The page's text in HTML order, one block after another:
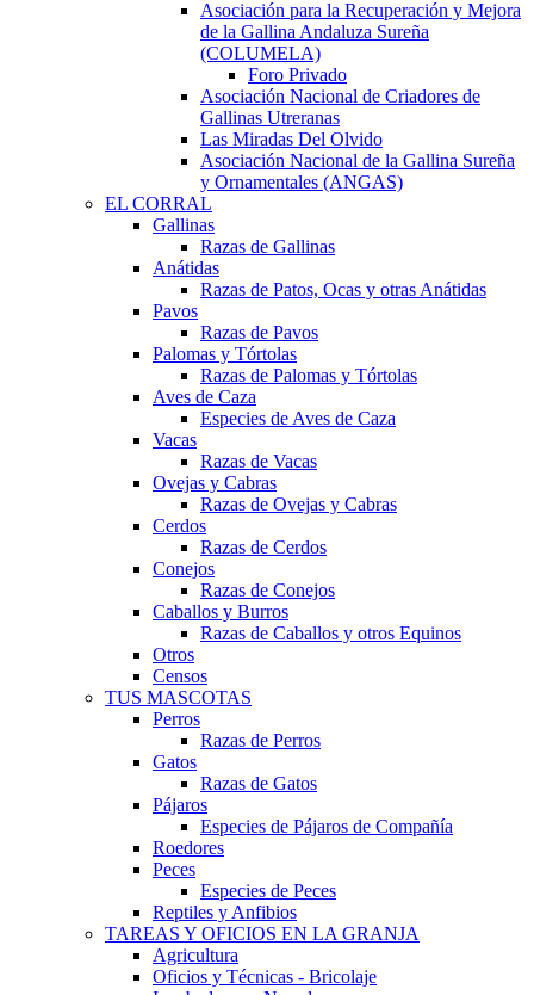
Asociación para la Recuperación y Mejora
de la Gallina Andaluza Sureña
(COLUMELA)
Foro Privado
Asociación Nacional de Criadores de
Gallinas Utreranas
Las Miradas Del Olvido
Asociación Nacional de la Gallina Sureña
y Ornamentales (ANGAS)
EL CORRAL
Gallinas
Razas de Gallinas
Anátidas
Razas de Patos, Ocas y otras Anátidas
Pavos
Razas de Pavos
Palomas y Tórtolas
Razas de Palomas y Tórtolas
Aves de Caza
Especies de Aves de Caza
Vacas
Razas de Vacas
Ovejas y Cabras
Razas de Ovejas y Cabras
Cerdos
Razas de Cerdos
Conejos
Razas de Conejos
Caballos y Burros
Razas de Caballos y otros Equinos
Otros
Censos
TUS MASCOTAS
Perros
Razas de Perros
Gatos
Razas de Gatos
Pájaros
Especies de Pájaros de Compañía
Roedores
Peces
Especies de Peces
Reptiles y Anfibios
TAREAS Y OFICIOS EN LA GRANJA
Agricultura
Oficios y Técnicas - Bricolaje